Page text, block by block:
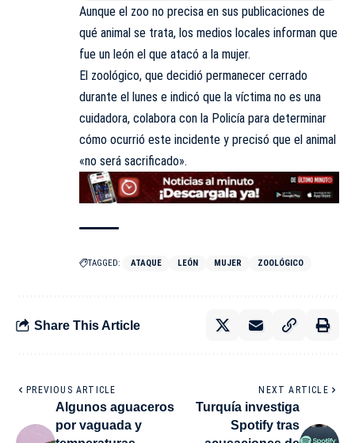
Aunque el zoo no precisa en sus publicaciones de
qué animal se trata, los medios locales informan que
fue un león el que atacó a la mujer.
El zoológico, que decidió permanecer cerrado
durante el lunes e indicó que la víctima no es una
cuidadora, colabora con la Policía para determinar
cómo ocurrió este incidente y precisó que el animal
«no será sacrificado».
TAGGED: ATAQUE LEÓN MUJER ZOOLÓGICO
Share This Article
PREVIOUS ARTICLE
Algunos aguaceros
por vaguada y
NEXT ARTICLE
Turquía investiga
Spotify tras